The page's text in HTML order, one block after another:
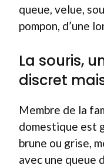
queue, velue,
pompon, d’une
La souris,
discret
Membre de la
domestique est
brune ou grise,
avec une queue